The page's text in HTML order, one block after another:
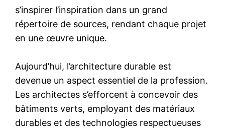
s’inspirer l’inspiration dans un grand
répertoire de sources, rendant chaque projet
en une œuvre unique.
Aujourd’hui, l’architecture durable est
devenue un aspect essentiel de la profession.
Les architectes s’efforcent à concevoir des
bâtiments verts, employant des matériaux
durables et des technologies respectueuses